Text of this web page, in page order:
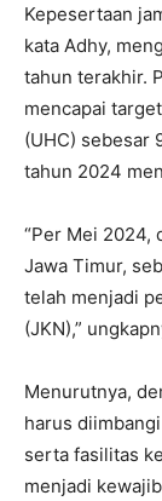
Kepesertaan
kata Adhy,
tahun terakhir.
mencapai
(UHC) sebesar
tahun 2024
“Per Mei 2024,
Jawa Timur,
telah menjadi
(JKN),”
Menurutnya,
harus
serta fasilitas
menjadi